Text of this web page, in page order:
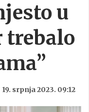
u
trebalo
19. srpnja 2023. 09:12